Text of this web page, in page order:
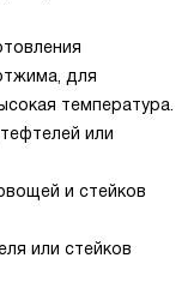
для
температура.
или
и стейков
или стейков